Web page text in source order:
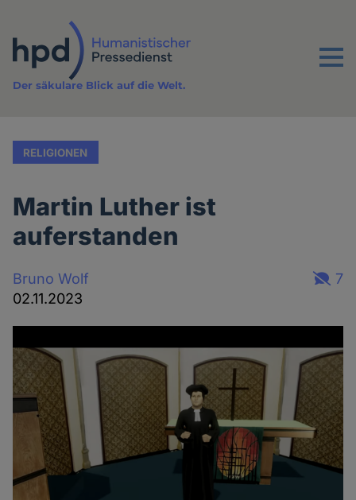
Inhalt
Menu
Der säkulare Blick auf die Welt.
RELIGIONEN
Martin Luther ist
auferstanden
Bruno Wolf
02.11.2023
7